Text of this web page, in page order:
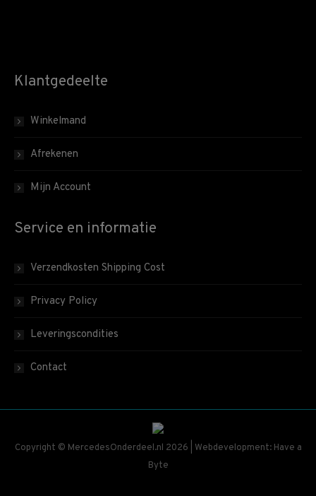
Klantgedeelte
Winkelmand
Afrekenen
Mijn Account
Service en informatie
Verzendkosten Shipping Cost
Privacy Policy
Leveringscondities
Contact
Copyright © MercedesOnderdeel.nl 2026 | Webdevelopment: Have a
Byte